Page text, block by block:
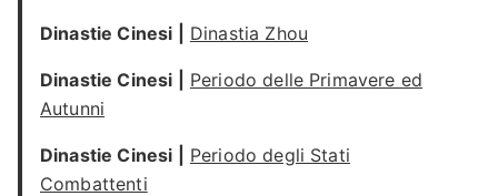
Dinastie Cinesi | Dinastia Zhou
Dinastie Cinesi |
Periodo delle Primavere ed
Autunni
Dinastie Cinesi |
Periodo degli Stati
Combattenti